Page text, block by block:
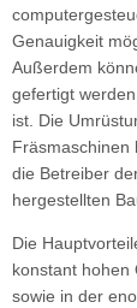
Genauigkeit
Außerdem
gefertigt
ist. Die
Fräsmaschinen
die Betreiber
hergestellten
Die
konstant hohen
sowie in der